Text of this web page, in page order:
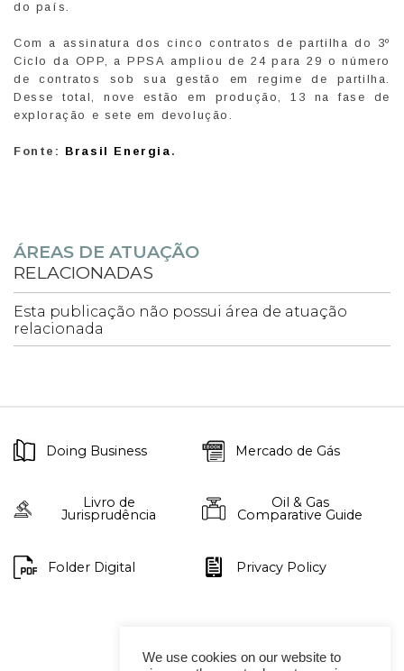
do país.
Com a assinatura dos cinco contratos de partilha do 3º
Ciclo da OPP, a PPSA ampliou de 24 para 29 o número
de contratos sob sua gestão em regime de partilha.
Desse total, nove estão em produção, 13 na fase de
exploração e sete em devolução.
Fonte: Brasil Energia .
ÁREAS DE ATUAÇÃO
RELACIONADAS
Esta publicação não possui área de atuação
relacionada
Doing Business Mercado de Gás
Livro de
Jurisprudência
Oil & Gas
Comparative Guide
Folder Digital Privacy Policy
We use cookies on our website to